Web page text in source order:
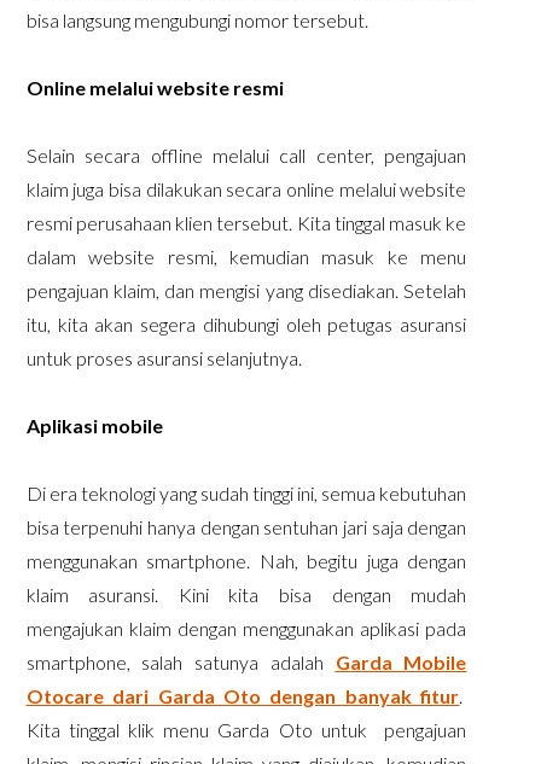
bisa langsung mengubungi nomor tersebut.
Online melalui website resmi
Selain secara offline melalui call center, pengajuan
klaim juga bisa dilakukan secara online melalui website
resmi perusahaan klien tersebut. Kita tinggal masuk ke
dalam website resmi, kemudian masuk ke menu
pengajuan klaim, dan mengisi yang disediakan. Setelah
itu, kita akan segera dihubungi oleh petugas asuransi
untuk proses asuransi selanjutnya.
Aplikasi mobile
Di era teknologi yang sudah tinggi ini, semua kebutuhan
bisa terpenuhi hanya dengan sentuhan jari saja dengan
menggunakan smartphone. Nah, begitu juga dengan
klaim asuransi. Kini kita bisa dengan mudah
mengajukan klaim dengan menggunakan aplikasi pada
smartphone, salah satunya adalah Garda Mobile
Otocare dari Garda Oto dengan banyak fitur.
Kita tinggal klik menu Garda Oto untuk pengajuan